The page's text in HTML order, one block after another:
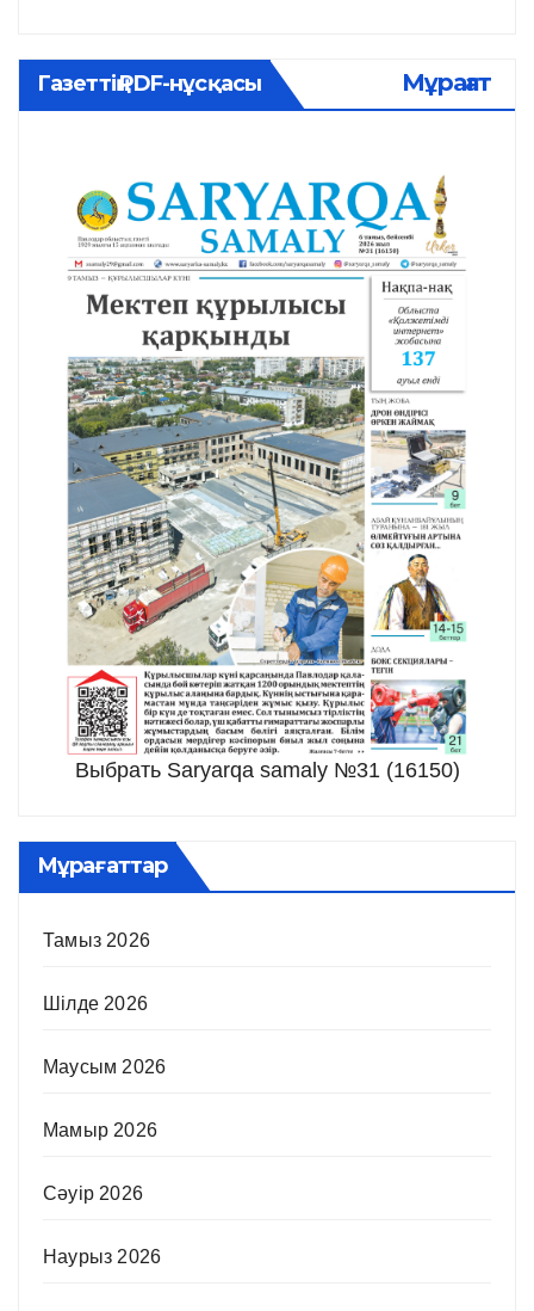
Газеттің PDF-нұсқасы Мұрағат
Выбрать Saryarqa samaly №31 (16150)
Мұрағаттар
Тамыз 2026
Шілде 2026
Маусым 2026
Мамыр 2026
Сәуір 2026
Наурыз 2026